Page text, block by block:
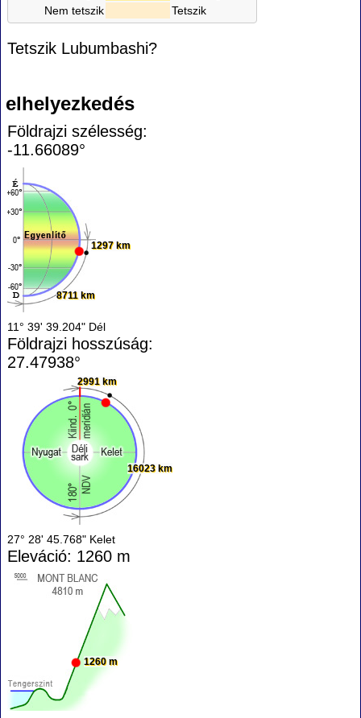
Nem tetszik
Tetszik
Tetszik Lubumbashi?
elhelyezkedés
Földrajzi szélesség:
-11.66089°
8711 km
1297 km
11° 39' 39.204" Dél
Földrajzi hosszúság:
27.47938°
2991 km
16023 km
27° 28' 45.768" Kelet
Eleváció: 1260 m
1260 m